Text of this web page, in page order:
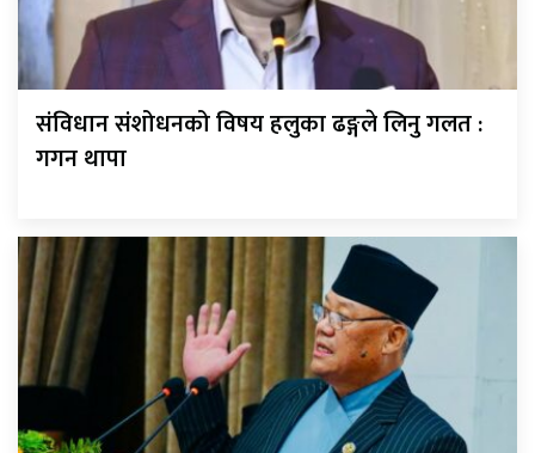
संविधान संशोधनको विषय हलुका ढङ्गले लिनु गलत :
गगन थापा